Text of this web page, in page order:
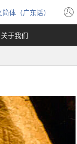
选
择
语
言
简体（广东话）
关于我们